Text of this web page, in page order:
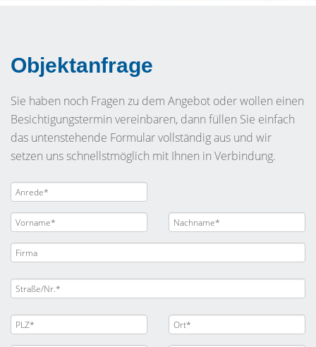
Objektanfrage
Sie haben noch Fragen zu dem Angebot oder wollen einen
Besichtigungstermin vereinbaren, dann füllen Sie einfach
das untenstehende Formular vollständig aus und wir
setzen uns schnellstmöglich mit Ihnen in Verbindung.